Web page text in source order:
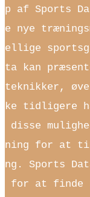
af Sports
nye
kan
tidligere
disse
for at
Sports
for at finde